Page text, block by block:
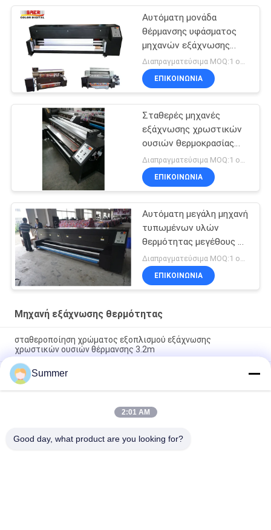
Αυτόματη μονάδα
θέρμανσης υφάσματος
μηχανών εξάχνωσης
θερμότητας με το CE
πιστοποιημένο
Διαπραγματεύσιμα MOQ:1 ομάδα
ΕΠΙΚΟΙΝΩΝΙΑ
Σταθερές μηχανές
εξάχνωσης χρωστικών
ουσιών θερμοκρασίας
για τους piezo
εκτυπωτές
Διαπραγματεύσιμα MOQ:1 ομάδα
ΕΠΙΚΟΙΝΩΝΙΑ
Αυτόματη μεγάλη μηχανή
τυπωμένων υλών
θερμότητας μεγέθους με
υψηλής θερμοκρασίας
ΕΠΙΚΟΙΝΩΝΙΑ
Μηχανή εξάχνωσης θερμότητας
σταθεροποίηση χρώματος εξοπλισμού εξάχνωσης
χρωστικών ουσιών θέρμανσης 3.2m
Μηχανή 3.2m εξάχνωσης θερμότητας μονάδων
σταθεροποίησης εκτυπωτής θερμαστρών
Αυτόματη μηχανή 3.2m τυπωμένων υλών θερμότητας
λειτουργώντας μονάδα σταθεροποίησης μεγέθους πλάτους
Summer
2:01 AM
Good day, what product are you looking for?